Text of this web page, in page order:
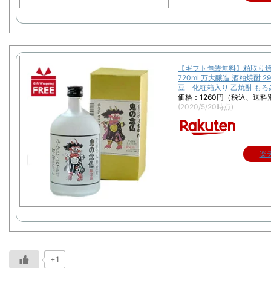
【ギフト包装無料】粕取り
720ml 万大醸造 酒粕焼酎
豆 化粧箱入り 乙焼酎 もろ
価格：1260円（税込、送料
(2020/5/20時点)
楽
+1